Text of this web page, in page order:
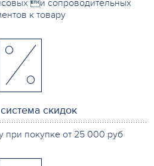
и сопроводительных
к товару
скидок
при покупке от 25 000 руб